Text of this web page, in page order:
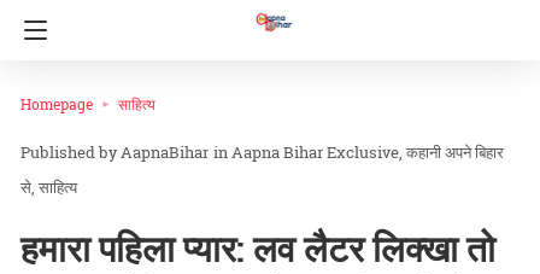
Homepage साहित्य
AapnaBihar inAapna Bihar Exclusive कहानी अपने बिहार
से साहित्य
हमारा पहिला प्यार: लव लैटर लिक्खा तो